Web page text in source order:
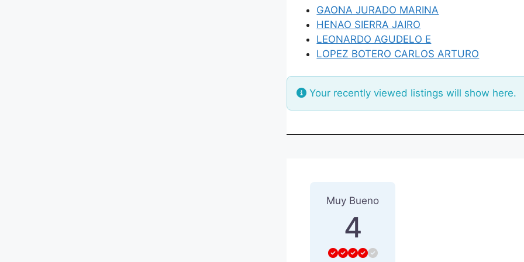
GAONA JURADO MARINA
HENAO SIERRA JAIRO
LEONARDO AGUDELO E
LOPEZ BOTERO CARLOS ARTURO
Your recently viewed listings will show here.
Muy Bueno
4